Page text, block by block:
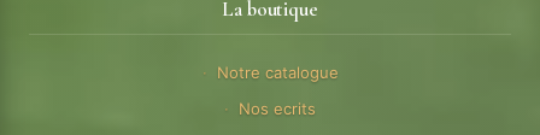
La boutique
Notre catalogue
Nos ecrits